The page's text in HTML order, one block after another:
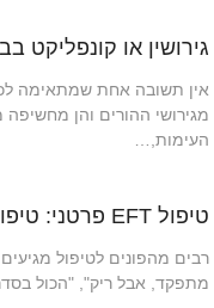
גירושין או קונפליקט
אין תשובה אחת שמתאימה
מגירושי ההורים והן
העימות,…
טיפול EFT פרטני: טיפול אישי ממוקד רגש (EFIT)
רבים מהפונים לטיפול
מתפקד, אבל ריק", "הכול